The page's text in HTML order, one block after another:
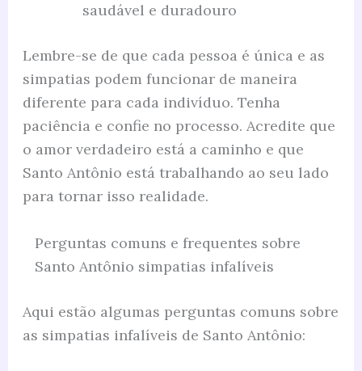
saudável e duradouro
Lembre-se de que cada pessoa é única e as
simpatias podem funcionar de maneira
diferente para cada indivíduo. Tenha
paciência e confie no processo. Acredite que
o amor verdadeiro está a caminho e que
Santo Antônio está trabalhando ao seu lado
para tornar isso realidade.
Perguntas comuns e frequentes sobre
Santo Antônio simpatias infalíveis
Aqui estão algumas perguntas comuns sobre
as simpatias infalíveis de Santo Antônio: